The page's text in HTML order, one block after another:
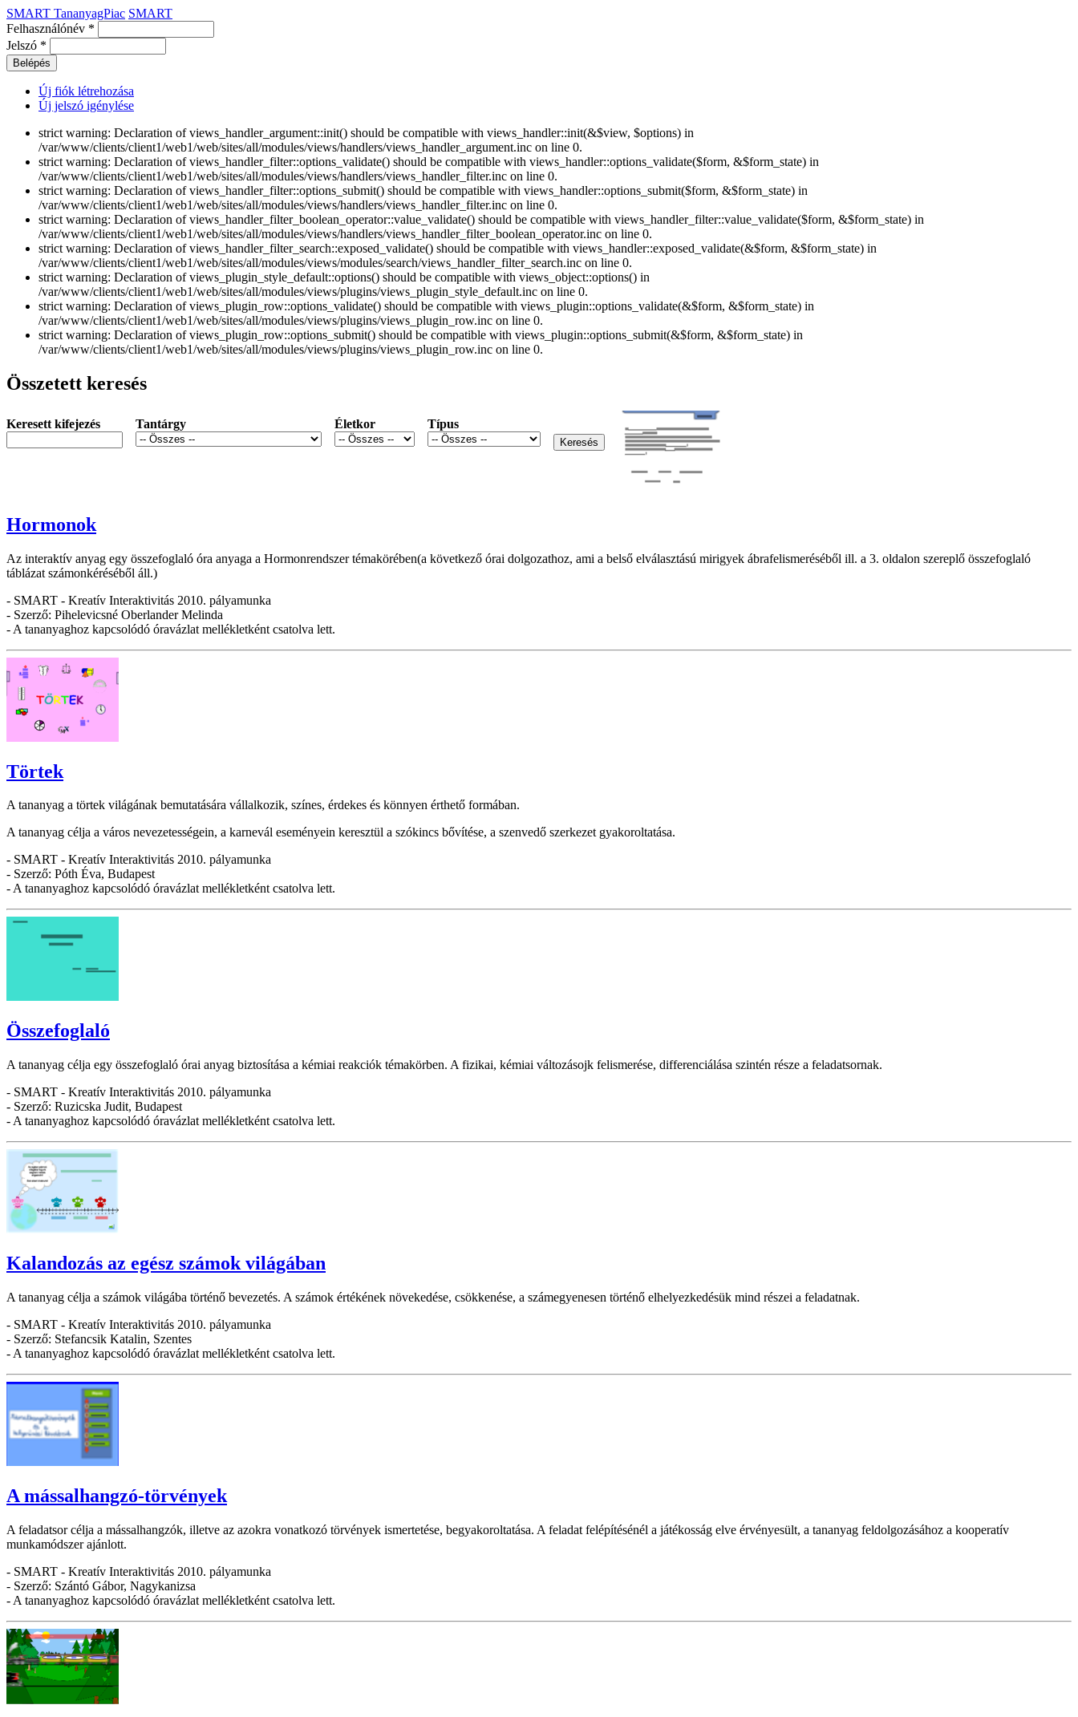
SMART TananyagPiac SMART
Felhasználónév *
Jelszó *
Új fiók létrehozása
Új jelszó igénylése
strict warning: Declaration of views_handler_argument::init() should be compatible with views_handler::init(&$view, $options) in
/var/www/clients/client1/web1/web/sites/all/modules/views/handlers/views_handler_argument.inc on line 0.
strict warning: Declaration of views_handler_filter::options_validate() should be compatible with views_handler::options_validate($form, &$form_state) in
/var/www/clients/client1/web1/web/sites/all/modules/views/handlers/views_handler_filter.inc on line 0.
strict warning: Declaration of views_handler_filter::options_submit() should be compatible with views_handler::options_submit($form, &$form_state) in
/var/www/clients/client1/web1/web/sites/all/modules/views/handlers/views_handler_filter.inc on line 0.
strict warning: Declaration of views_handler_filter_boolean_operator::value_validate() should be compatible with views_handler_filter::value_validate($form, &$form_state) in
/var/www/clients/client1/web1/web/sites/all/modules/views/handlers/views_handler_filter_boolean_operator.inc on line 0.
strict warning: Declaration of views_handler_filter_search::exposed_validate() should be compatible with views_handler::exposed_validate(&$form, &$form_state) in
/var/www/clients/client1/web1/web/sites/all/modules/views/modules/search/views_handler_filter_search.inc on line 0.
strict warning: Declaration of views_plugin_style_default::options() should be compatible with views_object::options() in
/var/www/clients/client1/web1/web/sites/all/modules/views/plugins/views_plugin_style_default.inc on line 0.
strict warning: Declaration of views_plugin_row::options_validate() should be compatible with views_plugin::options_validate(&$form, &$form_state) in
/var/www/clients/client1/web1/web/sites/all/modules/views/plugins/views_plugin_row.inc on line 0.
strict warning: Declaration of views_plugin_row::options_submit() should be compatible with views_plugin::options_submit(&$form, &$form_state) in
/var/www/clients/client1/web1/web/sites/all/modules/views/plugins/views_plugin_row.inc on line 0.
Összetett keresés
Keresett kifejezés Tantárgy Életkor Típus
Hormonok
Az interaktív anyag egy összefoglaló óra anyaga a Hormonrendszer témakörében(a következő órai dolgozathoz, ami a belső elválasztású mirigyek ábrafelismeréséből ill. a 3. oldalon szereplő összefoglaló
táblázat számonkéréséből áll.)
- SMART - Kreatív Interaktivitás 2010. pályamunka
- Szerző: Pihelevicsné Oberlander Melinda
- A tananyaghoz kapcsolódó óravázlat mellékletként csatolva lett.
Törtek
A tananyag a törtek világának bemutatására vállalkozik, színes, érdekes és könnyen érthető formában.
A tananyag célja a város nevezetességein, a karnevál eseményein keresztül a szókincs bővítése, a szenvedő szerkezet gyakoroltatása.
- SMART - Kreatív Interaktivitás 2010. pályamunka
- Szerző: Póth Éva, Budapest
- A tananyaghoz kapcsolódó óravázlat mellékletként csatolva lett.
Összefoglaló
A tananyag célja egy összefoglaló órai anyag biztosítása a kémiai reakciók témakörben. A fizikai, kémiai változásojk felismerése, differenciálása szintén része a feladatsornak.
- SMART - Kreatív Interaktivitás 2010. pályamunka
- Szerző: Ruzicska Judit, Budapest
- A tananyaghoz kapcsolódó óravázlat mellékletként csatolva lett.
Kalandozás az egész számok világában
A tananyag célja a számok világába történő bevezetés. A számok értékének növekedése, csökkenése, a számegyenesen történő elhelyezkedésük mind részei a feladatnak.
- SMART - Kreatív Interaktivitás 2010. pályamunka
- Szerző: Stefancsik Katalin, Szentes
- A tananyaghoz kapcsolódó óravázlat mellékletként csatolva lett.
A mássalhangzó-törvények
A feladatsor célja a mássalhangzók, illetve az azokra vonatkozó törvények ismertetése, begyakoroltatása. A feladat felépítésénél a játékosság elve érvényesült, a tananyag feldolgozásához a kooperatív
munkamódszer ajánlott.
- SMART - Kreatív Interaktivitás 2010. pályamunka
- Szerző: Szántó Gábor, Nagykanizsa
- A tananyaghoz kapcsolódó óravázlat mellékletként csatolva lett.